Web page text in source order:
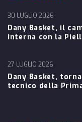
Dany Basket, il
interna con la
30 LUGLIO 2026
Dany Basket,
tecnico della
27 LUGLIO 2026